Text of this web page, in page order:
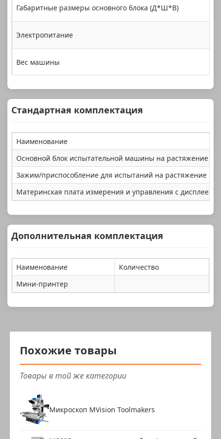
Габаритные размеры основного блока (Д*Ш*В)
Электропитание
Вес машины
Стандартная комплектация
Наименование
Основной блок испытательной машины на растяжение
Зажим/приспособление для испытаний на растяжение
Материнская плата измерения и управления с дисплеем
Дополнительная комплектация
Наименование
Количество
Мини-принтер
Похожие товары
Товары в той же категории
Микроскоп MVision Toolmakers